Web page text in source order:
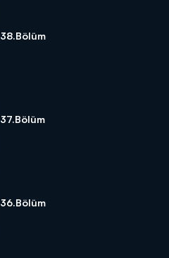
38.Bölüm
37.Bölüm
36.Bölüm